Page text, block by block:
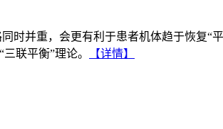
时并重，会更有利于患者机体趋于恢复“
联平衡”理论。
【详情】